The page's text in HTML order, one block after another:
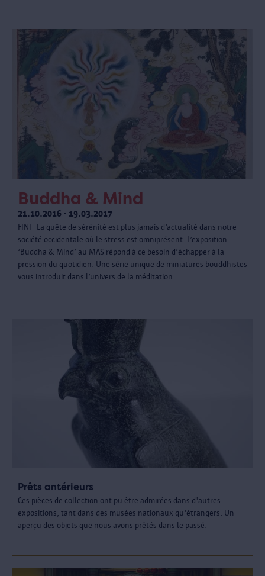
Buddha & Mind
21.10.2016 - 19.03.2017
FINI - La quête de sérénité est plus jamais d’actualité dans notre
société occidentale où le stress est omniprésent. L’exposition
‘Buddha & Mind’ au MAS répond à ce besoin d’échapper à la
pression du quotidien. Une série unique de miniatures bouddhistes
vous introduit dans l’univers de la méditation.
Prêts antérieurs
Ces pièces de collection ont pu être admirées dans d'autres
expositions, tant dans des musées nationaux qu'étrangers. Un
aperçu des objets que nous avons prêtés dans le passé.